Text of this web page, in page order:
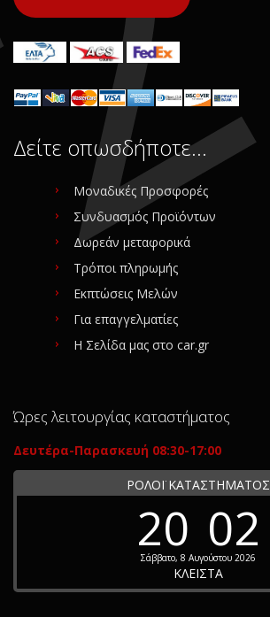
Δείτε οπωσδήποτε…
Μοναδικές Προσφορές
Συνδυασμός Προϊόντων
Δωρεάν μεταφορικά
Τρόποι πληρωμής
Εκπτώσεις Μελών
Για επαγγελματίες
Η Σελίδα μας στο car.gr
Ώρες λειτουργίας καταστήματος
Δευτέρα-Παρασκευή 08:30-17:00
ΡΟΛΟΪ ΚΑΤΑΣΤΗΜΑΤΟΣ
20 02
Σάββατο, 8 Αυγούστου 2026
ΚΛΕΙΣΤΑ